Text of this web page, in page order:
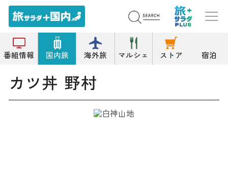
番組情報 国内旅 海外旅 マルシェ ストア 宿泊
トップ その他和食 カツ丼 野村
カツ丼 野村